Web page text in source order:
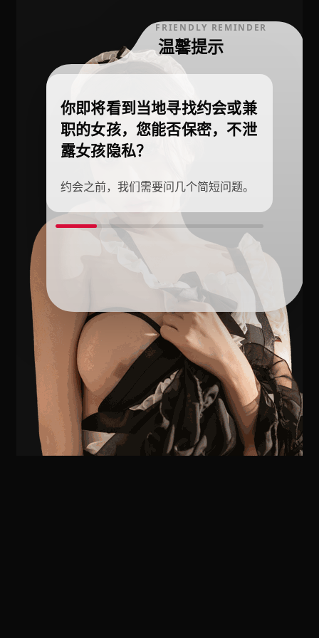
FRIENDLY REMINDER
温馨提示
你即将看到当地寻找约会或兼
职的女孩，您能否保密，不泄
露女孩隐私？
约会之前，我们需要问几个简短问题。